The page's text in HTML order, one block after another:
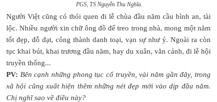
PGS, TS Nguyễn Thu Nghĩa.
Người Việt cũng có thói quen đi lễ chùa đầu năm cầu bình an, tài
lộc. Nhiều người xin chữ ông đồ để treo trong nhà, mong một năm
tốt đẹp, đỗ đạt, công thành danh toại, vạn sự như ý. Ngoài ra còn
tục khai bút, khai trương đầu năm, hay du xuân, vãn cảnh, đi lễ hội
truyền thống...
PV: Bên cạnh những phong tục cổ truyền, vài năm gần đây, trong
xã hội cũng xuất hiện thêm những nét đẹp mới vào dịp đầu năm.
Chị nghĩ sao về điều này?